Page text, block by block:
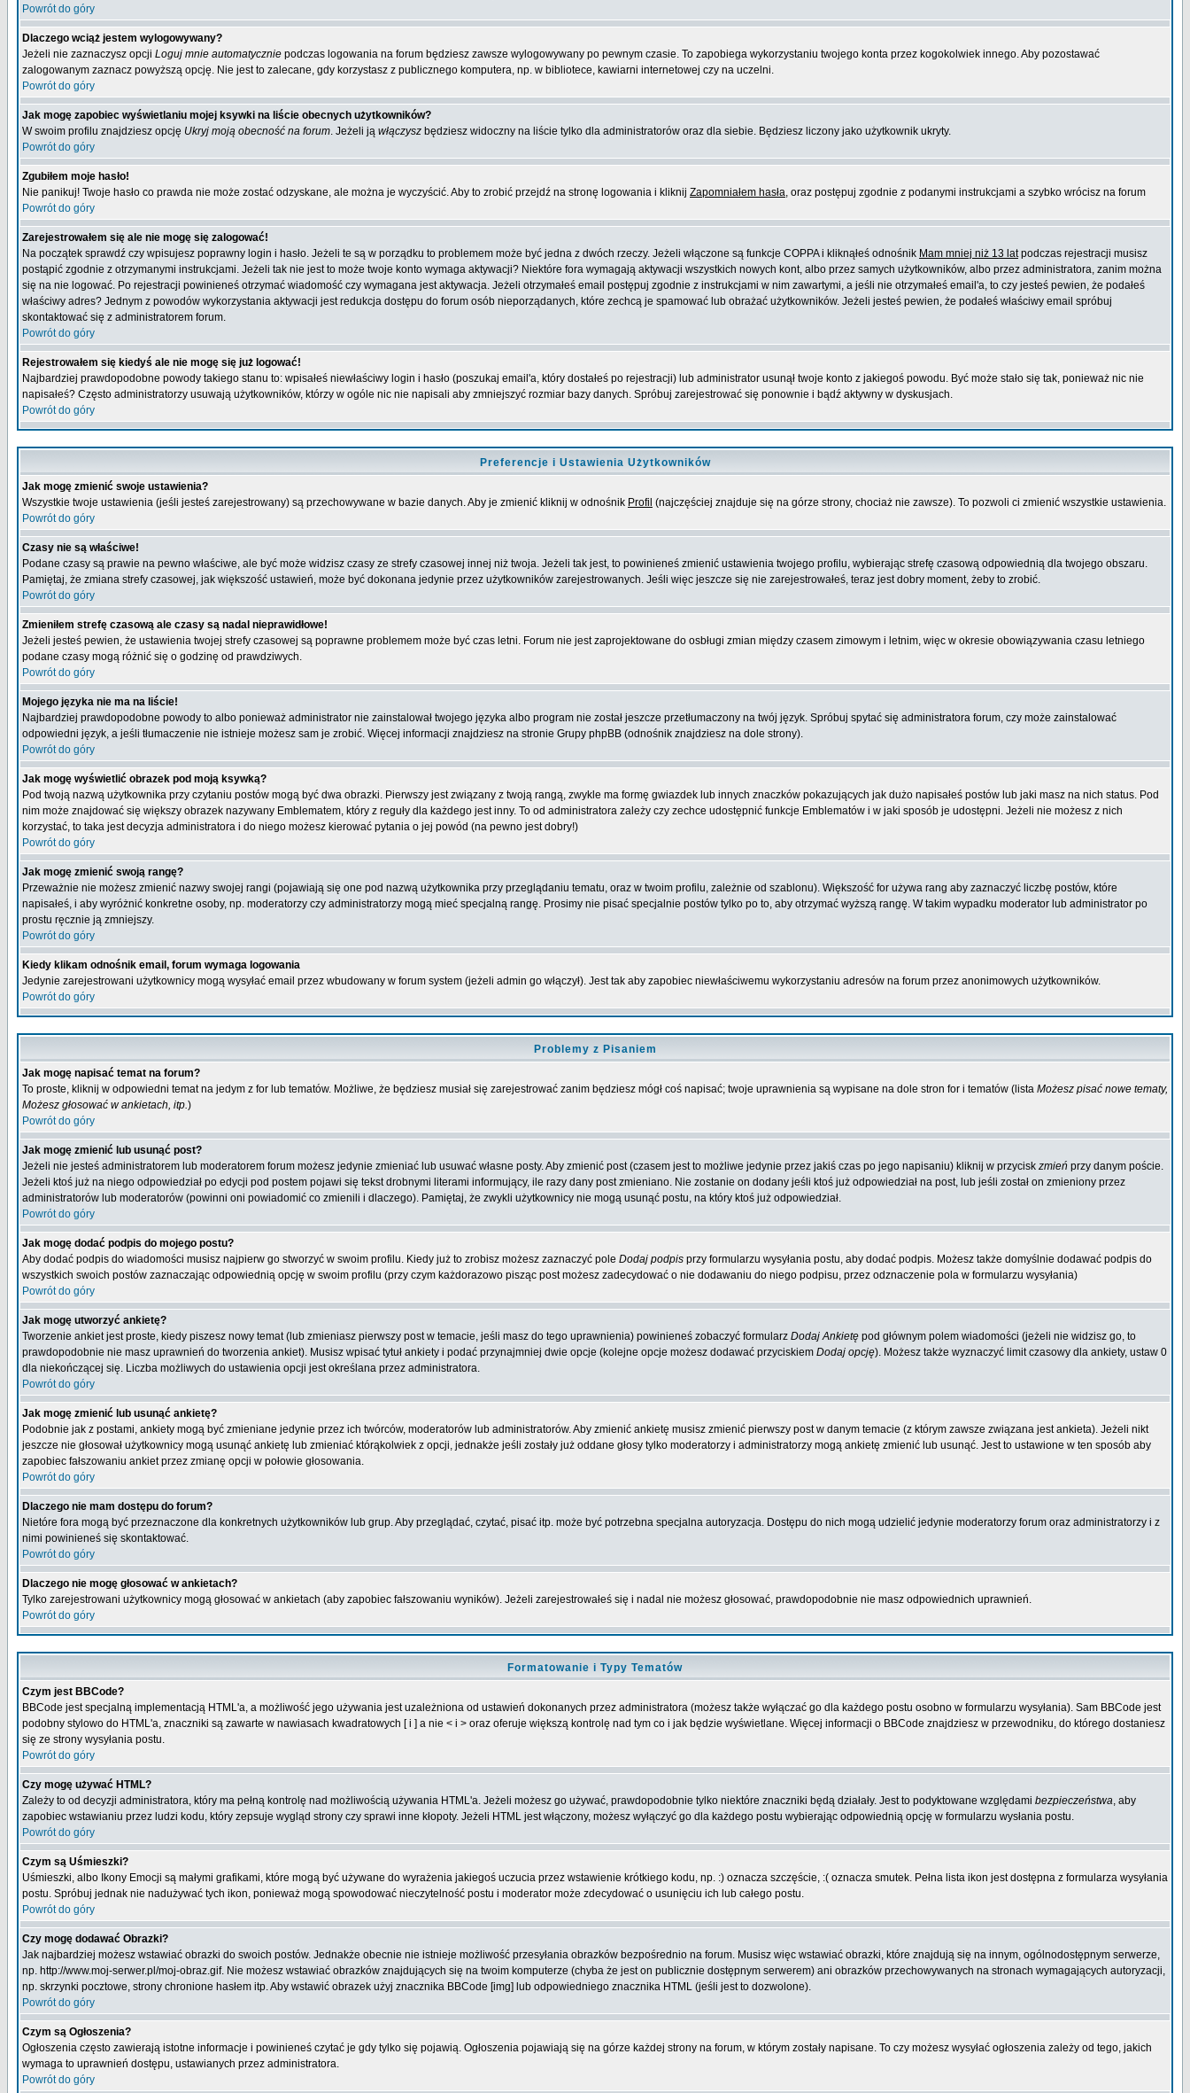
Powrót do góry
Dlaczego wciąż jestem wylogowywany?
Jeżeli nie zaznaczysz opcji Loguj mnie automatycznie podczas logowania na forum będziesz zawsze wylogowywany po pewnym czasie. To zapobiega wykorzystaniu twojego konta przez kogokolwiek innego. Aby pozostawać
zalogowanym zaznacz powyższą opcję. Nie jest to zalecane, gdy korzystasz z publicznego komputera, np. w bibliotece, kawiarni internetowej czy na uczelni.
Powrót do góry
Jak mogę zapobiec wyświetlaniu mojej ksywki na liście obecnych użytkowników?
W swoim profilu znajdziesz opcję Ukryj moją obecność na forum. Jeżeli ją włączysz będziesz widoczny na liście tylko dla administratorów oraz dla siebie. Będziesz liczony jako użytkownik ukryty.
Powrót do góry
Zgubiłem moje hasło!
Nie panikuj! Twoje hasło co prawda nie może zostać odzyskane, ale można je wyczyścić. Aby to zrobić przejdź na stronę logowania i kliknij Zapomniałem hasła, oraz postępuj zgodnie z podanymi instrukcjami a szybko wrócisz na forum
Powrót do góry
Zarejestrowałem się ale nie mogę się zalogować!
Na początek sprawdź czy wpisujesz poprawny login i hasło. Jeżeli te są w porządku to problemem może być jedna z dwóch rzeczy. Jeżeli włączone są funkcje COPPA i kliknąłeś odnośnik Mam mniej niż 13 latpodczas rejestracji musisz
postąpić zgodnie z otrzymanymi instrukcjami. Jeżeli tak nie jest to może twoje konto wymaga aktywacji? Niektóre fora wymagają aktywacji wszystkich nowych kont, albo przez samych użytkowników, albo przez administratora, zanim można
się na nie logować. Po rejestracji powinieneś otrzymać wiadomość czy wymagana jest aktywacja. Jeżeli otrzymałeś email postępuj zgodnie z instrukcjami w nim zawartymi, a jeśli nie otrzymałeś email'a, to czy jesteś pewien, że podałeś
właściwy adres? Jednym z powodów wykorzystania aktywacji jest redukcja dostępu do forum osób nieporządanych, które zechcą je spamować lub obrażać użytkowników. Jeżeli jesteś pewien, że podałeś właściwy email spróbuj
skontaktować się z administratorem forum.
Powrót do góry
Rejestrowałem się kiedyś ale nie mogę się już logować!
Najbardziej prawdopodobne powody takiego stanu to: wpisałeś niewłaściwy login i hasło (poszukaj email'a, który dostałeś po rejestracji) lub administrator usunął twoje konto z jakiegoś powodu. Być może stało się tak, ponieważ nic nie
napisałeś? Często administratorzy usuwają użytkowników, którzy w ogóle nic nie napisali aby zmniejszyć rozmiar bazy danych. Spróbuj zarejestrować się ponownie i bądź aktywny w dyskusjach.
Powrót do góry
Preferencje i Ustawienia Użytkowników
Jak mogę zmienić swoje ustawienia?
Wszystkie twoje ustawienia (jeśli jesteś zarejestrowany) są przechowywane w bazie danych. Aby je zmienić kliknij w odnośnik Profil (najczęściej znajduje się na górze strony, chociaż nie zawsze). To pozwoli ci zmienić wszystkie ustawienia.
Powrót do góry
Czasy nie są właściwe!
Podane czasy są prawie na pewno właściwe, ale być może widzisz czasy ze strefy czasowej innej niż twoja. Jeżeli tak jest, to powinieneś zmienić ustawienia twojego profilu, wybierając strefę czasową odpowiednią dla twojego obszaru.
Pamiętaj, że zmiana strefy czasowej, jak większość ustawień, może być dokonana jedynie przez użytkowników zarejestrowanych. Jeśli więc jeszcze się nie zarejestrowałeś, teraz jest dobry moment, żeby to zrobić.
Powrót do góry
Zmieniłem strefę czasową ale czasy są nadal nieprawidłowe!
Jeżeli jesteś pewien, że ustawienia twojej strefy czasowej są poprawne problemem może być czas letni. Forum nie jest zaprojektowane do osbługi zmian między czasem zimowym i letnim, więc w okresie obowiązywania czasu letniego
podane czasy mogą różnić się o godzinę od prawdziwych.
Powrót do góry
Mojego języka nie ma na liście!
Najbardziej prawdopodobne powody to albo ponieważ administrator nie zainstalował twojego języka albo program nie został jeszcze przetłumaczony na twój język. Spróbuj spytać się administratora forum, czy może zainstalować
odpowiedni język, a jeśli tłumaczenie nie istnieje możesz sam je zrobić. Więcej informacji znajdziesz na stronie Grupy phpBB (odnośnik znajdziesz na dole strony).
Powrót do góry
Jak mogę wyświetlić obrazek pod moją ksywką?
Pod twoją nazwą użytkownika przy czytaniu postów mogą być dwa obrazki. Pierwszy jest związany z twoją rangą, zwykle ma formę gwiazdek lub innych znaczków pokazujących jak dużo napisałeś postów lub jaki masz na nich status. Pod
nim może znajdować się większy obrazek nazywany Emblematem, który z reguły dla każdego jest inny. To od administratora zależy czy zechce udostępnić funkcje Emblematów i w jaki sposób je udostępni. Jeżeli nie możesz z nich
korzystać, to taka jest decyzja administratora i do niego możesz kierować pytania o jej powód (na pewno jest dobry!)
Powrót do góry
Jak mogę zmienić swoją rangę?
Przeważnie nie możesz zmienić nazwy swojej rangi (pojawiają się one pod nazwą użytkownika przy przeglądaniu tematu, oraz w twoim profilu, zależnie od szablonu). Większość for używa rang aby zaznaczyć liczbę postów, które
napisałeś, i aby wyróżnić konkretne osoby, np. moderatorzy czy administratorzy mogą mieć specjalną rangę. Prosimy nie pisać specjalnie postów tylko po to, aby otrzymać wyższą rangę. W takim wypadku moderator lub administrator po
prostu ręcznie ją zmniejszy.
Powrót do góry
Kiedy klikam odnośnik email, forum wymaga logowania
Jedynie zarejestrowani użytkownicy mogą wysyłać email przez wbudowany w forum system (jeżeli admin go włączył). Jest tak aby zapobiec niewłaściwemu wykorzystaniu adresów na forum przez anonimowych użytkowników.
Powrót do góry
Problemy z Pisaniem
Jak mogę napisać temat na forum?
To proste, kliknij w odpowiedni temat na jedym z for lub tematów. Możliwe, że będziesz musiał się zarejestrować zanim będziesz mógł coś napisać; twoje uprawnienia są wypisane na dole stron for i tematów (lista Możesz pisać nowe tematy,
Możesz głosować w ankietach, itp.)
Powrót do góry
Jak mogę zmienić lub usunąć post?
Jeżeli nie jesteś administratorem lub moderatorem forum możesz jedynie zmieniać lub usuwać własne posty. Aby zmienić post (czasem jest to możliwe jedynie przez jakiś czas po jego napisaniu) kliknij w przycisk zmień przy danym poście.
Jeżeli ktoś już na niego odpowiedział po edycji pod postem pojawi się tekst drobnymi literami informujący, ile razy dany post zmieniano. Nie zostanie on dodany jeśli ktoś już odpowiedział na post, lub jeśli został on zmieniony przez
administratorów lub moderatorów (powinni oni powiadomić co zmienili i dlaczego). Pamiętaj, że zwykli użytkownicy nie mogą usunąć postu, na który ktoś już odpowiedział.
Powrót do góry
Jak mogę dodać podpis do mojego postu?
Aby dodać podpis do wiadomości musisz najpierw go stworzyć w swoim profilu. Kiedy już to zrobisz możesz zaznaczyć pole Dodaj podpis przy formularzu wysyłania postu, aby dodać podpis. Możesz także domyślnie dodawać podpis do
wszystkich swoich postów zaznaczając odpowiednią opcję w swoim profilu (przy czym każdorazowo pisząc post możesz zadecydować o nie dodawaniu do niego podpisu, przez odznaczenie pola w formularzu wysyłania)
Powrót do góry
Jak mogę utworzyć ankietę?
Tworzenie ankiet jest proste, kiedy piszesz nowy temat (lub zmieniasz pierwszy post w temacie, jeśli masz do tego uprawnienia) powinieneś zobaczyć formularz Dodaj Ankietę pod głównym polem wiadomości (jeżeli nie widzisz go, to
prawdopodobnie nie masz uprawnień do tworzenia ankiet). Musisz wpisać tytuł ankiety i podać przynajmniej dwie opcje (kolejne opcje możesz dodawać przyciskiem Dodaj opcję). Możesz także wyznaczyć limit czasowy dla ankiety, ustaw 0
dla niekończącej się. Liczba możliwych do ustawienia opcji jest określana przez administratora.
Powrót do góry
Jak mogę zmienić lub usunąć ankietę?
Podobnie jak z postami, ankiety mogą być zmieniane jedynie przez ich twórców, moderatorów lub administratorów. Aby zmienić ankietę musisz zmienić pierwszy post w danym temacie (z którym zawsze związana jest ankieta). Jeżeli nikt
jeszcze nie głosował użytkownicy mogą usunąć ankietę lub zmieniać którąkolwiek z opcji, jednakże jeśli zostały już oddane głosy tylko moderatorzy i administratorzy mogą ankietę zmienić lub usunąć. Jest to ustawione w ten sposób aby
zapobiec fałszowaniu ankiet przez zmianę opcji w połowie głosowania.
Powrót do góry
Dlaczego nie mam dostępu do forum?
Nietóre fora mogą być przeznaczone dla konkretnych użytkowników lub grup. Aby przeglądać, czytać, pisać itp. może być potrzebna specjalna autoryzacja. Dostępu do nich mogą udzielić jedynie moderatorzy forum oraz administratorzy i z
nimi powinieneś się skontaktować.
Powrót do góry
Dlaczego nie mogę głosować w ankietach?
Tylko zarejestrowani użytkownicy mogą głosować w ankietach (aby zapobiec fałszowaniu wyników). Jeżeli zarejestrowałeś się i nadal nie możesz głosować, prawdopodobnie nie masz odpowiednich uprawnień.
Powrót do góry
Formatowanie i Typy Tematów
Czym jest BBCode?
BBCode jest specjalną implementacją HTML'a, a możliwość jego używania jest uzależniona od ustawień dokonanych przez administratora (możesz także wyłączać go dla każdego postu osobno w formularzu wysyłania). Sam BBCode jest
podobny stylowo do HTML'a, znaczniki są zawarte w nawiasach kwadratowych [ i ] a nie < i > oraz oferuje większą kontrolę nad tym co i jak będzie wyświetlane. Więcej informacji o BBCode znajdziesz w przewodniku, do którego dostaniesz
się ze strony wysyłania postu.
Powrót do góry
Czy mogę używać HTML?
Zależy to od decyzji administratora, który ma pełną kontrolę nad możliwością używania HTML'a. Jeżeli możesz go używać, prawdopodobnie tylko niektóre znaczniki będą działały. Jest to podyktowane względami bezpieczeństwa, aby
zapobiec wstawianiu przez ludzi kodu, który zepsuje wygląd strony czy sprawi inne kłopoty. Jeżeli HTML jest włączony, możesz wyłączyć go dla każdego postu wybierając odpowiednią opcję w formularzu wysłania postu.
Powrót do góry
Czym są Uśmieszki?
Uśmieszki, albo Ikony Emocji są małymi grafikami, które mogą być używane do wyrażenia jakiegoś uczucia przez wstawienie krótkiego kodu, np. :) oznacza szczęście, :( oznacza smutek. Pełna lista ikon jest dostępna z formularza wysyłania
postu. Spróbuj jednak nie nadużywać tych ikon, ponieważ mogą spowodować nieczytelność postu i moderator może zdecydować o usunięciu ich lub całego postu.
Powrót do góry
Czy mogę dodawać Obrazki?
Jak najbardziej możesz wstawiać obrazki do swoich postów. Jednakże obecnie nie istnieje możliwość przesyłania obrazków bezpośrednio na forum. Musisz więc wstawiać obrazki, które znajdują się na innym, ogólnodostępnym serwerze,
np. http://www.moj-serwer.pl/moj-obraz.gif. Nie możesz wstawiać obrazków znajdujących się na twoim komputerze (chyba że jest on publicznie dostępnym serwerem) ani obrazków przechowywanych na stronach wymagających autoryzacji,
np. skrzynki pocztowe, strony chronione hasłem itp. Aby wstawić obrazek użyj znacznika BBCode [img] lub odpowiedniego znacznika HTML (jeśli jest to dozwolone).
Powrót do góry
Czym są Ogłoszenia?
Ogłoszenia często zawierają istotne informacje i powinieneś czytać je gdy tylko się pojawią. Ogłoszenia pojawiają się na górze każdej strony na forum, w którym zostały napisane. To czy możesz wysyłać ogłoszenia zależy od tego, jakich
wymaga to uprawnień dostępu, ustawianych przez administratora.
Powrót do góry